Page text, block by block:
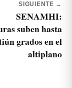
SIGUIENTE →
SENAMHI:
suben hasta
grados en el
altiplano